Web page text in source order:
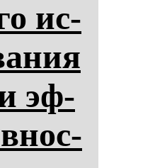
ис­
эф­